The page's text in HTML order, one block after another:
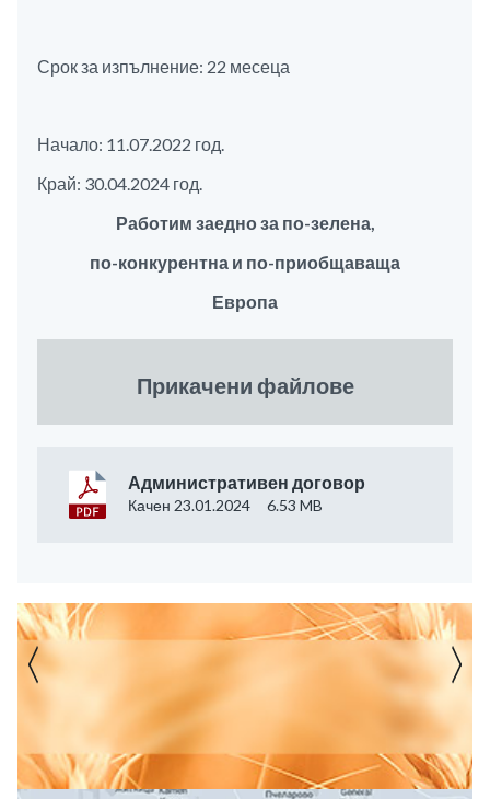
Срок за изпълнение: 22 месеца
Начало: 11.07.2022 год.
Край: 30.04.2024 год.
Работим заедно за по-зелена,
по-конкурентна и по-приобщаваща
Европа
Прикачени файлове
Административен договор
Качен 23.01.2024 6.53 MB